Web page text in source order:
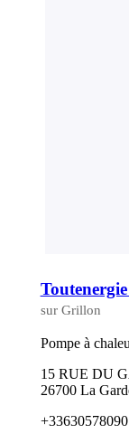
Toutenergie
sur Grillon
Pompe à
15 RUE DU
26700 La
+33630578090